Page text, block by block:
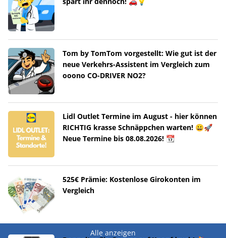
Tom by TomTom vorgestellt: Wie gut ist der
neue Verkehrs-Assistent im Vergleich zum
ooono CO-DRIVER NO2?
Lidl Outlet Termine im August - hier können
RICHTIG krasse Schnäppchen warten! 😀🚀
Neue Termine bis 08.08.2026! 📆
525€ Prämie: Kostenlose Girokonten im
Vergleich
Alle anzeigen